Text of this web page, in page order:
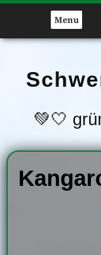
Skip
content
Menu
💚🤍